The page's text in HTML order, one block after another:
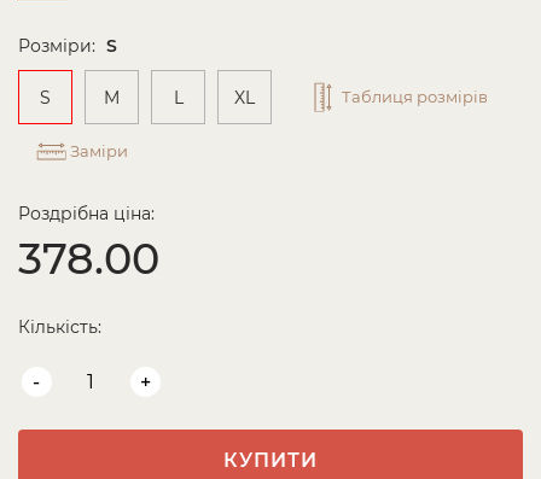
Розміри: S
S M L XL Таблиця розмірів
Заміри
Роздрібна ціна:
378.00
Кількість:
- +
КУПИТИ